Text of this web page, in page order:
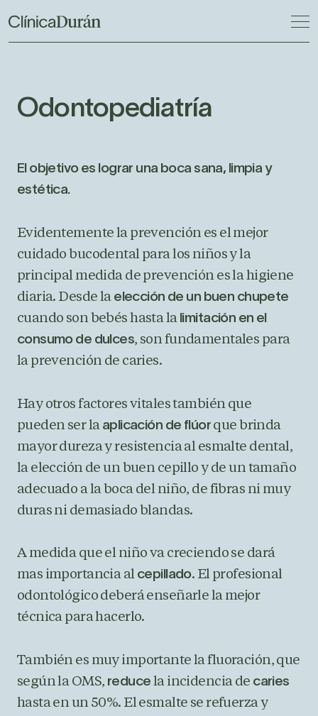
Odontopediatría
El objetivo es lograr una boca sana, limpia y
estética.
Evidentemente la prevención es el mejor
cuidado bucodental para los niños y la
principal medida de prevención es la higiene
diaria. Desde la elección de un buen chupete
cuando son bebés hasta la limitación en el
consumo de dulces, son fundamentales para
la prevención de caries.
Hay otros factores vitales también que
pueden ser la aplicación de flúorque brinda
mayor dureza y resistencia al esmalte dental,
la elección de un buen cepillo y de un tamaño
adecuado a la boca del niño, de fibras ni muy
duras ni demasiado blandas.
A medida que el niño va creciendo se dará
mas importancia al cepillado. El profesional
odontológico deberá enseñarle la mejor
técnica para hacerlo.
También es muy importante la fluoración, que
según la OMS, reduce la incidencia de caries
hasta en un 50%. El esmalte se refuerza y